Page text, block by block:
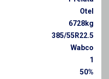
Otel
6728kg
385/55R22.5
Wabco
1
50%